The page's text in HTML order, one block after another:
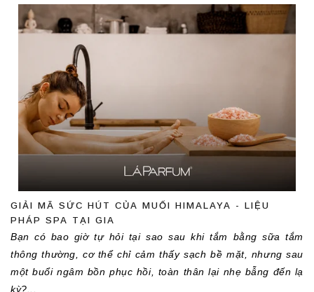
GIẢI MÃ SỨC HÚT CỦA MUỐI HIMALAYA - LIỆU
PHÁP SPA TẠI GIA
Bạn có bao giờ tự hỏi tại sao sau khi tắm bằng sữa tắm
thông thường, cơ thể chỉ cảm thấy sạch bề mặt, nhưng sau
một buổi ngâm bồn phục hồi, toàn thân lại nhẹ bẫng đến lạ